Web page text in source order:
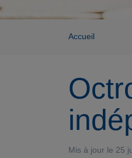
Accueil
Mis à jour le 25